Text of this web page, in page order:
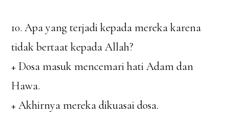
10. Apa yang terjadi kepada mereka karena
tidak bertaat kepada Allah?
+ Dosa masuk mencemari hati Adam dan
Hawa.
+ Akhirnya mereka dikuasai dosa.